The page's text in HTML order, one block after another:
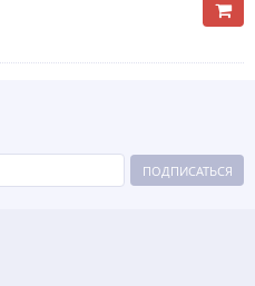
ПОДПИСАТЬСЯ